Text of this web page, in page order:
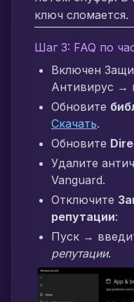
ключ сломается.
Шаг 3: FAQ по
Включен
Антивирус →
Обновите
Скачать.
Обновите
Удалите
Vanguard.
Отключите
репутации:
Пуск →
репутации.